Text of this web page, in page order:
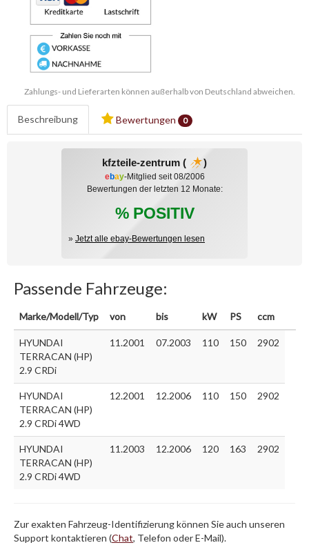
Zahlungs- und Lieferarten können außerhalb von Deutschland abweichen.
Beschreibung Bewertungen 0
kfzteile-zentrum ( )
ebay-Mitglied seit 08/2006
Bewertungen der letzten 12 Monate:
% POSITIV
» Jetzt alle ebay-Bewertungen lesen
Passende Fahrzeuge:
Marke/Modell/Typ von bis kW PS ccm
HYUNDAI
TERRACAN (HP)
2.9 CRDi
11.2001 07.2003 110 150 2902
HYUNDAI
TERRACAN (HP)
2.9 CRDi 4WD
12.2001 12.2006 110 150 2902
HYUNDAI
TERRACAN (HP)
2.9 CRDi 4WD
11.2003 12.2006 120 163 2902
Zur exakten Fahrzeug-Identifizierung können Sie auch unseren
Support kontaktieren (Chat, Telefon oder E-Mail).